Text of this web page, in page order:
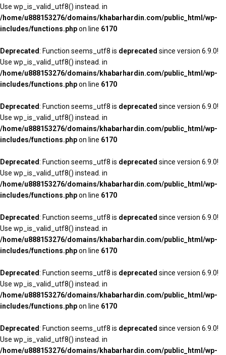
Use wp_is_valid_utf8() instead. in
/home/u888153276/domains/khabarhardin.com/public_html/wp-
includes/functions.phpon line 6170
Deprecated: Function seems_utf8 is deprecated since version 6.9.0!
Use wp_is_valid_utf8() instead. in
/home/u888153276/domains/khabarhardin.com/public_html/wp-
includes/functions.phpon line 6170
Deprecated: Function seems_utf8 is deprecated since version 6.9.0!
Use wp_is_valid_utf8() instead. in
/home/u888153276/domains/khabarhardin.com/public_html/wp-
includes/functions.phpon line 6170
Deprecated: Function seems_utf8 is deprecated since version 6.9.0!
Use wp_is_valid_utf8() instead. in
/home/u888153276/domains/khabarhardin.com/public_html/wp-
includes/functions.phpon line 6170
Deprecated: Function seems_utf8 is deprecated since version 6.9.0!
Use wp_is_valid_utf8() instead. in
/home/u888153276/domains/khabarhardin.com/public_html/wp-
includes/functions.phpon line 6170
Deprecated: Function seems_utf8 is deprecated since version 6.9.0!
Use wp_is_valid_utf8() instead. in
/home/u888153276/domains/khabarhardin.com/public_html/wp-
includes/functions.phpon line 6170
Deprecated: Function seems_utf8 is deprecated since version 6.9.0!
Use wp_is_valid_utf8() instead. in
/home/u888153276/domains/khabarhardin.com/public_html/wp-